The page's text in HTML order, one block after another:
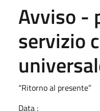
Avviso -
servizio
“Ritorno al presente”
Data :